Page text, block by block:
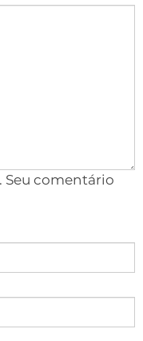
Seu comentário